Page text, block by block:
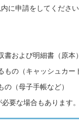
に申請をしてください
書および明細書（原本）
もの（キャッシュカー
の（母子手帳など）
要な場合もあります。